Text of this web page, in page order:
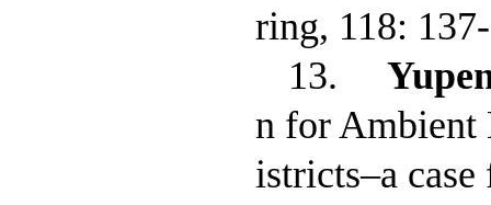
ring, 118:
13.
n for Ambient
istricts–a